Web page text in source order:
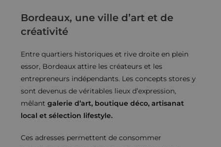
Bordeaux, une ville d’art et de
créativité
Entre quartiers historiques et rive droite en plein
essor, Bordeaux attire les créateurs et les
entrepreneurs indépendants. Les concepts stores y
sont devenus de véritables lieux d’expression,
mêlantgalerie d’art, boutique déco, artisanat
local et sélection lifestyle.
Ces adresses permettent de consommer